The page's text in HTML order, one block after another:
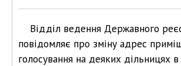
Відділ ведення Державного
повідомляє про зміну адрес
голосування на деяких дільницях в